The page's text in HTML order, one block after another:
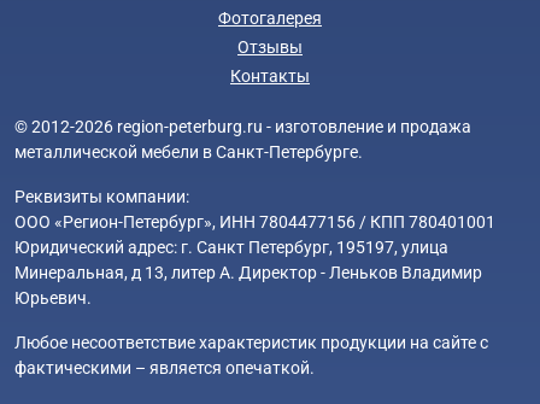
Фотогалерея
Отзывы
Контакты
© 2012-2026 region-peterburg.ru - изготовление и продажа
металлической мебели в Санкт-Петербурге.
Реквизиты компании:
ООО «Регион-Петербург», ИНН 7804477156 / КПП 780401001
Юридический адрес: г. Санкт Петербург, 195197, улица
Минеральная, д 13, литер А. Директор - Леньков Владимир
Юрьевич.
Любое несоответствие характеристик продукции на сайте с
фактическими – является опечаткой.